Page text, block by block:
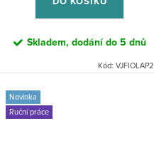
Skladem, dodání do 5 dnů
Kód: VJFIOLAP2
Novinka
Ruční práce